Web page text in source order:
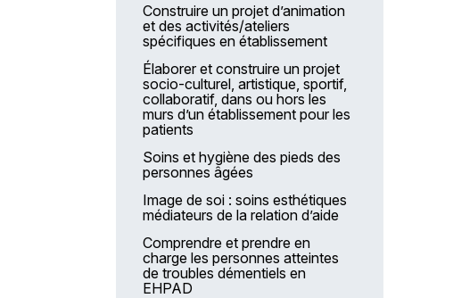
Construire un projet d’animation
et des activités/ateliers
spécifiques en établissement
Élaborer et construire un projet
socio-culturel, artistique, sportif,
collaboratif, dans ou hors les
murs d’un établissement pour les
patients
Soins et hygiène des pieds des
personnes âgées
Image de soi : soins esthétiques
médiateurs de la relation d’aide
Comprendre et prendre en
charge les personnes atteintes
de troubles démentiels en
EHPAD